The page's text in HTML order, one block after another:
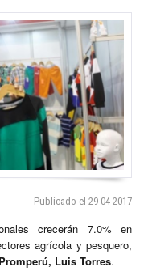
Publicado el 29-04-2017
crecerán 7.0% en
agrícola y pesquero,
Promperú, Luis Torres.